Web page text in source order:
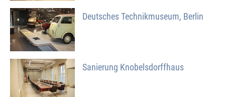
Deutsches Technikmuseum, Berlin
Sanierung Knobelsdorffhaus